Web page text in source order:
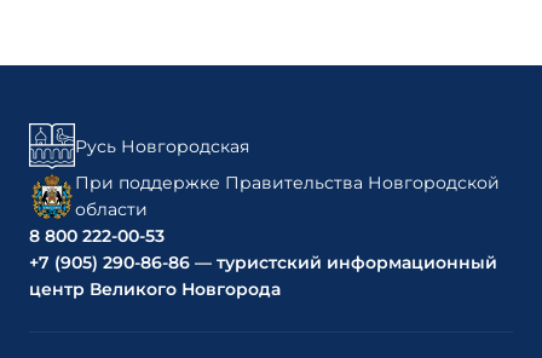
Русь Новгородская
При поддержке Правительства Новгородской
области
8 800 222-00-53
+7 (905) 290-86-86 — туристский информационный
центр Великого Новгорода